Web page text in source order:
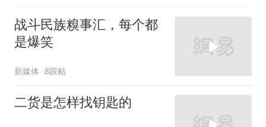
战斗民族糗事汇，每个都
是爆笑
新媒体 8跟贴
二货是怎样找钥匙的